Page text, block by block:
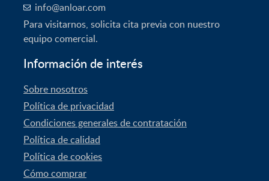
info@anloar.com
Para visitarnos, solicita cita previa con nuestro
equipo comercial.
Información de interés
Sobre nosotros
Política de privacidad
Condiciones generales de contratación
Política de calidad
Política de cookies
Cómo comprar